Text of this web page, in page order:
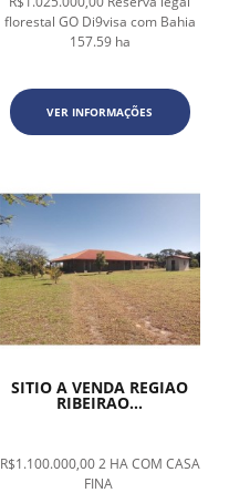
florestal GO Di9visa com Bahia
157.59 ha
VER INFORMAÇÕES
SITIO A VENDA REGIAO
RIBEIRAO...
R$1.100.000,00 2 HA COM CASA
FINA